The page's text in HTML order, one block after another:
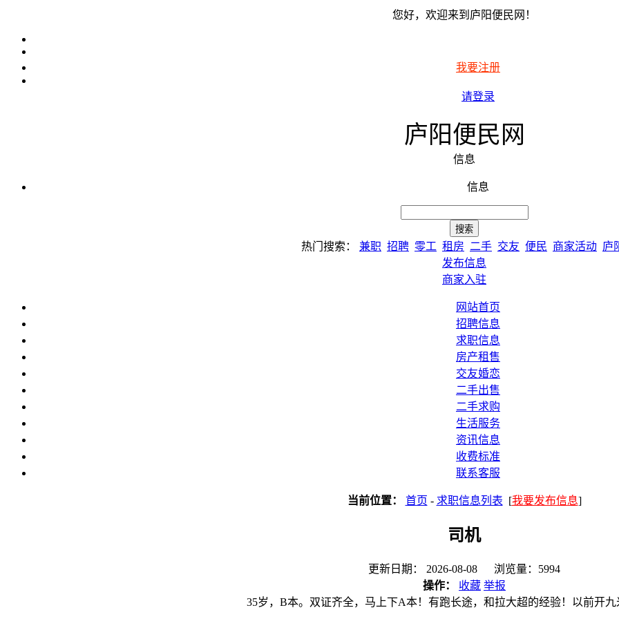
您好，欢迎来到庐阳便民网！
我要注册
请登录
庐阳便民网
信息
信息
热门搜索： 兼职 招聘 零工 租房 二手 交友 便民 商家活动 庐
发布信息
商家入驻
网站首页
招聘信息
求职信息
房产租售
交友婚恋
二手出售
二手求购
生活服务
资讯信息
收费标准
联系客服
当前位置： 首页 - 求职信息列表 [我要发布信息]
司机
更新日期： 2026-08-08 浏览量：5994
操作：
收藏 举报
35岁，B本。双证齐全，马上下A本！有跑长途，和拉大超的经验！以前开九